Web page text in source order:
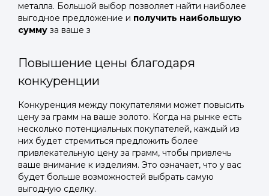
металла. Большой выбор позволяет найти наиболее
выгодное предложение и получить наибольшую
сумму за ваше з
Повышение цены благодаря
конкуренции
Конкуренция между покупателями может повысить
цену за грамм на ваше золото. Когда на рынке есть
несколько потенциальных покупателей, каждый из
них будет стремиться предложить более
привлекательную цену за грамм, чтобы привлечь
ваше внимание к изделиям. Это означает, что у вас
будет больше возможностей выбрать самую
выгодную сделку.